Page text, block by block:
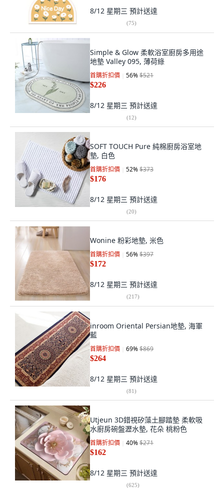
8/12 星期三 預計送達
(75)
Simple & Glow 柔軟浴室廚房多用途
地墊 Valley 095, 薄荷綠
首購折扣價 56%$521
$226
8/12 星期三 預計送達
(12)
SOFT TOUCH Pure 純棉廚房浴室地
墊, 白色
首購折扣價 52%$373
$176
8/12 星期三 預計送達
(20)
Wonine 粉彩地墊, 米色
首購折扣價 56%$397
$172
8/12 星期三 預計送達
(217)
inroom Oriental Persian地墊, 海軍
藍
首購折扣價 69%$869
$264
8/12 星期三 預計送達
(81)
Utjeun 3D錯視矽藻土腳踏墊 柔軟吸
水廚房碗盤瀝水墊, 花朵 桃粉色
首購折扣價 40%$271
$162
8/12 星期三 預計送達
(625)